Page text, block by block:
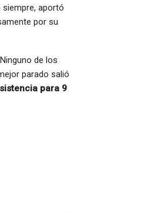
aportó
por su
de los
parado salió
para 9